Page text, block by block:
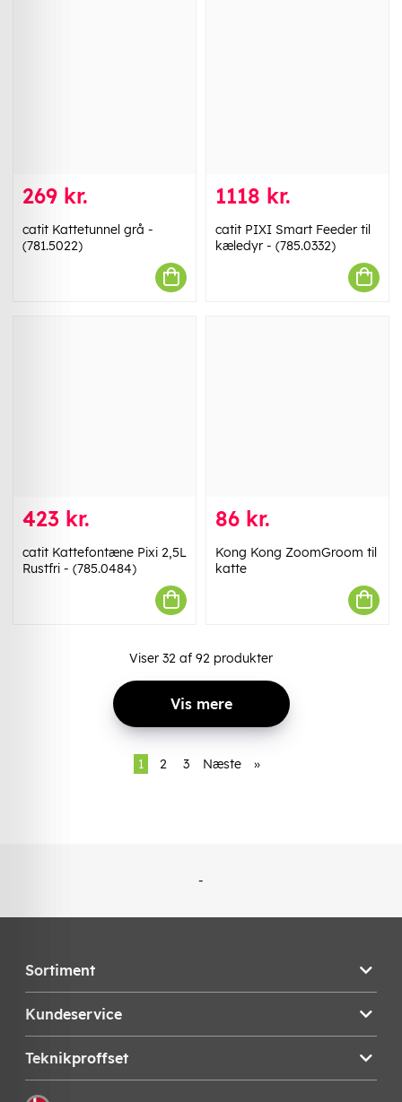
269 kr.
catit Kattetunnel grå -
(781.5022)
1118 kr.
catit PIXI Smart Feeder til
kæledyr - (785.0332)
423 kr.
catit Kattefontæne Pixi 2,5L
Rustfri - (785.0484)
86 kr.
Kong Kong ZoomGroom til
katte
Viser 32 af 92 produkter
Vis mere
1 2 3 Næste »
-
Sortiment
Kundeservice
Teknikproffset